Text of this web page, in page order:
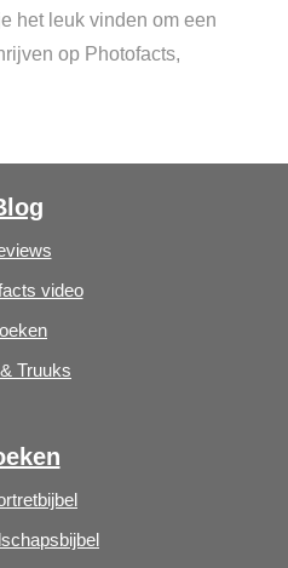
het leuk vinden om een
op Photofacts,
video
Truuks